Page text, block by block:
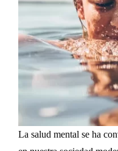
La salud mental se ha